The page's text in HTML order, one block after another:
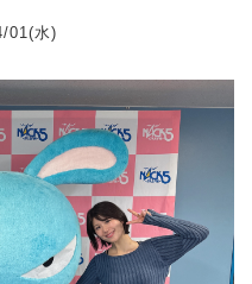
01(水)